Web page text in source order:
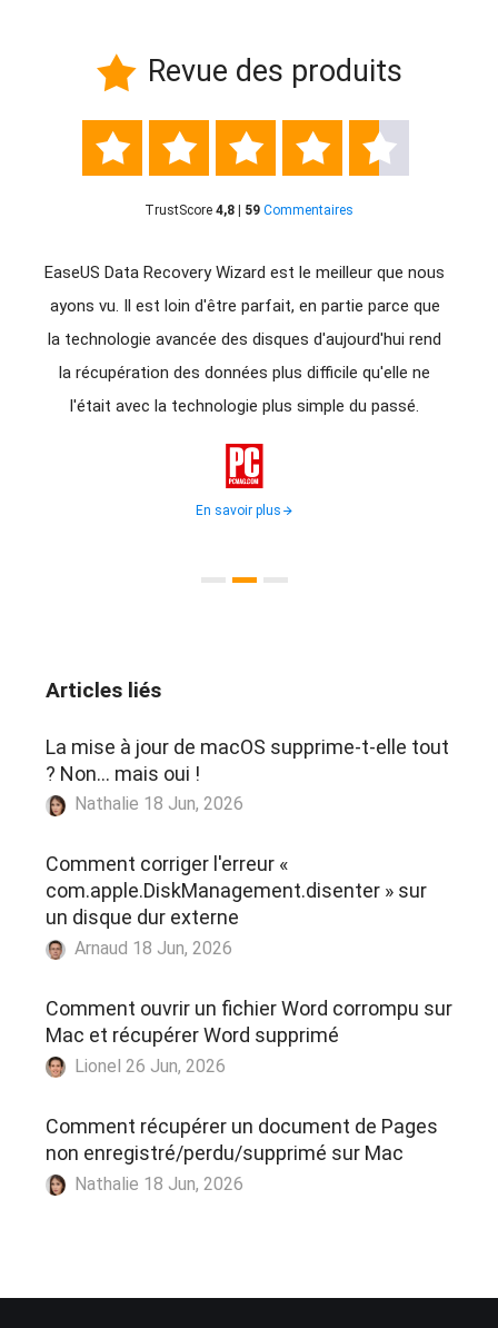
 Revue des produits
    
TrustScore 4,8 | 59 Commentaires
EaseUS Data Recovery Wizard est le meilleur que nous
ayons vu. Il est loin d'être parfait, en partie parce que
la technologie avancée des disques d'aujourd'hui rend
la récupération des données plus difficile qu'elle ne
l'était avec la technologie plus simple du passé.

En savoir plus
Articles liés
La mise à jour de macOS supprime-t-elle tout
? Non... mais oui !
Nathalie 18 Jun, 2026
Comment corriger l'erreur «
com.apple.DiskManagement.disenter » sur
un disque dur externe
Arnaud 18 Jun, 2026
Comment ouvrir un fichier Word corrompu sur
Mac et récupérer Word supprimé
Lionel 26 Jun, 2026
Comment récupérer un document de Pages
non enregistré/perdu/supprimé sur Mac
Nathalie 18 Jun, 2026